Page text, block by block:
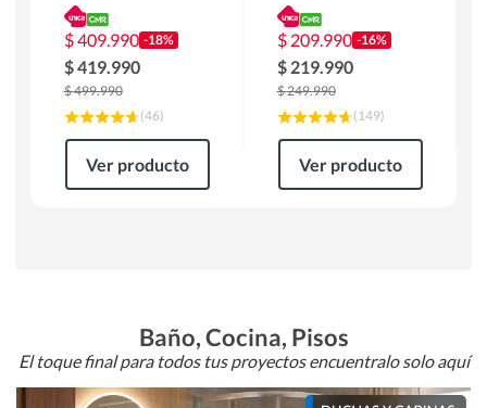
180 x 90 x 76 cm
Café
$409.990 -18%
$419.990
$499.990
(46)
Ver producto
Atlanta 91x101x94
cm Negro
$ 209.990 -16%
$ 219.990
$249.990
(149)
Ver producto
Baño, Cocina, Pisos
El toque final para todos tus proyectos encuentralo solo aquí